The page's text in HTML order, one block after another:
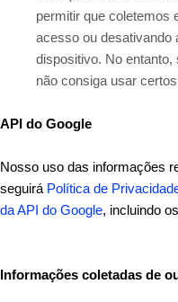
permitir que coletemos
acesso ou desativando
dispositivo. No entanto,
não consiga usar
API do Google
Nosso uso das informações
seguirá Política de
da API do Google, incluindo os
Informações coletadas de